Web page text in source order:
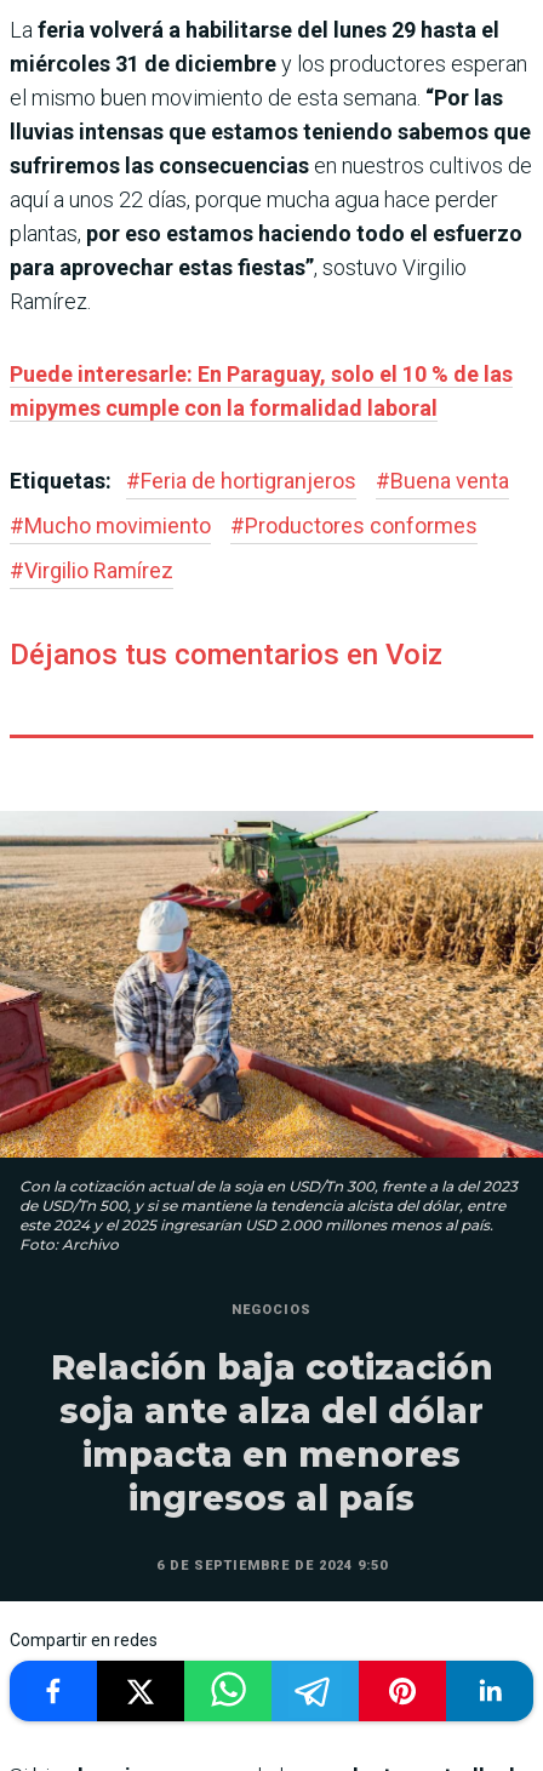
La feria volverá a habilitarse del lunes 29 hasta el
miércoles 31 de diciembrey los productores esperan
el mismo buen movimiento de esta semana. “Por las
lluvias intensas que estamos teniendo sabemos que
sufriremos las consecuencias en nuestros cultivos de
aquí a unos 22 días, porque mucha agua hace perder
plantas, por eso estamos haciendo todo el esfuerzo
para aprovechar estas fiestas”, sostuvo Virgilio
Ramírez.
Puede interesarle: En Paraguay, solo el 10 % de las
mipymes cumple con la formalidad laboral
Etiquetas: #Feria de hortigranjeros #Buena venta
#Mucho movimiento #Productores conformes
#Virgilio Ramírez
Déjanos tus comentarios en Voiz
Con la cotización actual de la soja en USD/Tn 300, frente a la del 2023
de USD/Tn 500, y si se mantiene la tendencia alcista del dólar, entre
este 2024 y el 2025 ingresarían USD 2.000 millones menos al país.
Foto: Archivo
NEGOCIOS
Relación baja cotización
soja ante alza del dólar
impacta en menores
ingresos al país
6 DE SEPTIEMBRE DE 2024 9:50
Compartir en redes